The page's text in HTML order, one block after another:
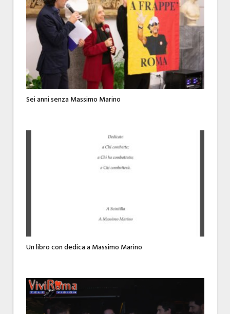
Sei anni senza Massimo Marino
Un libro con dedica a Massimo Marino